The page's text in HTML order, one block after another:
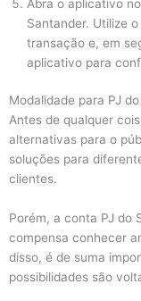
Abra o aplicativo
Santander. Utilize
transação e, em
aplicativo para
Modalidade para PJ
Antes de qualquer
alternativas para o
soluções para
clientes.
Porém, a conta PJ do
compensa conhecer
disso, é de suma
possibilidades são